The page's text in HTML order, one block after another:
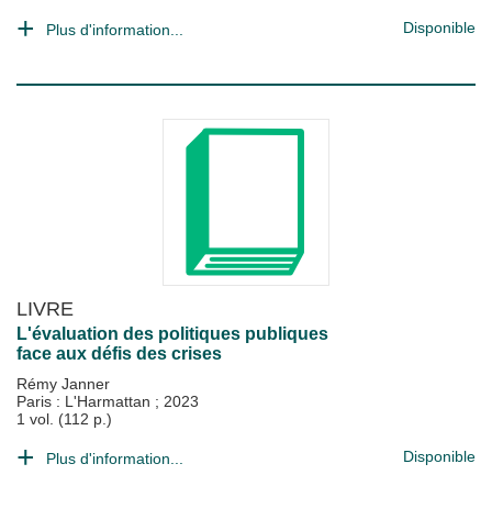
Plus d'information... Disponible
LIVRE
L'évaluation des politiques publiques
face aux défis des crises
Rémy Janner
Paris : L'Harmattan ; 2023
1 vol. (112 p.)
Plus d'information... Disponible